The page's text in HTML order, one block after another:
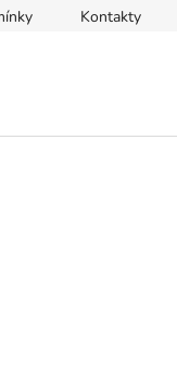
Kontakty